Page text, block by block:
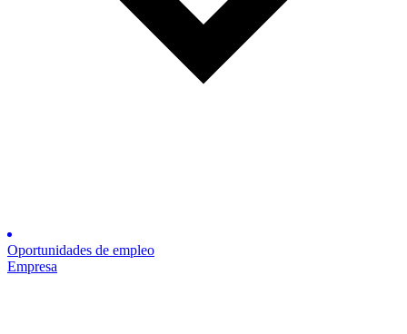
Oportunidades de empleo
Empresa